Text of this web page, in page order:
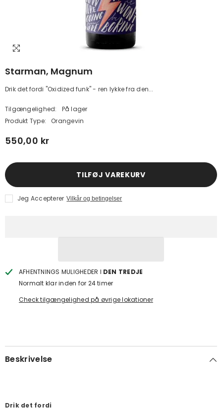
Starman, Magnum
Drik det fordi "Oxidized funk" - ren lykke fra den...
Tilgængelighed:
På lager
Produkt Type:
Orangevin
550,00 kr
TILFØJ VAREKURV
Jeg Accepterer Vilkår og betingelser
AFHENTNINGS MULIGHEDER I DEN TREDJE
Normalt klar inden for 24 timer
Check tilgængelighed på øvrige lokationer
Beskrivelse
Drik det fordi